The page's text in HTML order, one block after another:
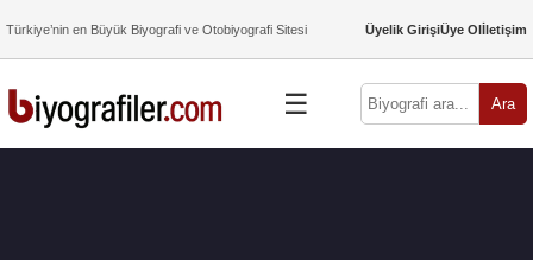
Türkiye’nin en Büyük Biyografi ve Otobiyografi Sitesi Üyelik GirişiÜye Olİletişim
☰ Ara